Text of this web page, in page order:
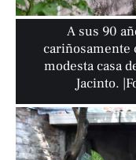
A sus 90
cariñosamente
modesta casa
Jacinto.